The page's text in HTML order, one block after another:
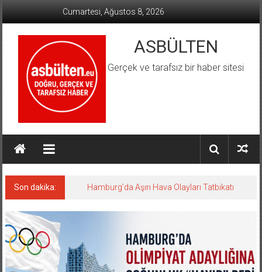
Cumartesi, Ağustos 8, 2026
ASBÜLTEN
Gerçek ve tarafsız bir haber sitesi
Son dakika: Hamburg’da Aşırı Hava Olayları Tatbikatı